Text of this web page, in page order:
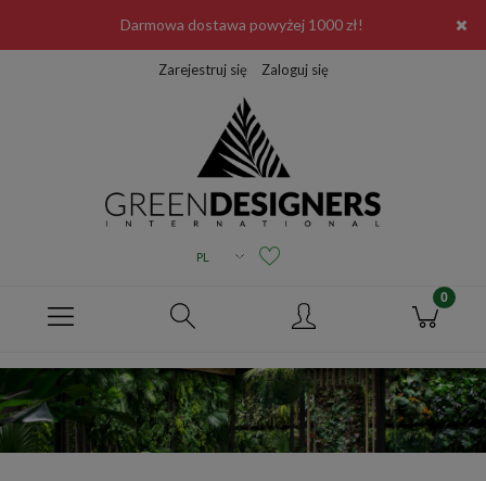
Darmowa dostawa powyżej 1000 zł!
Zarejestruj się Zaloguj się